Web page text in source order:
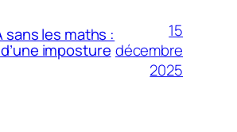
sans les maths :
imposture
15
décembre
2025